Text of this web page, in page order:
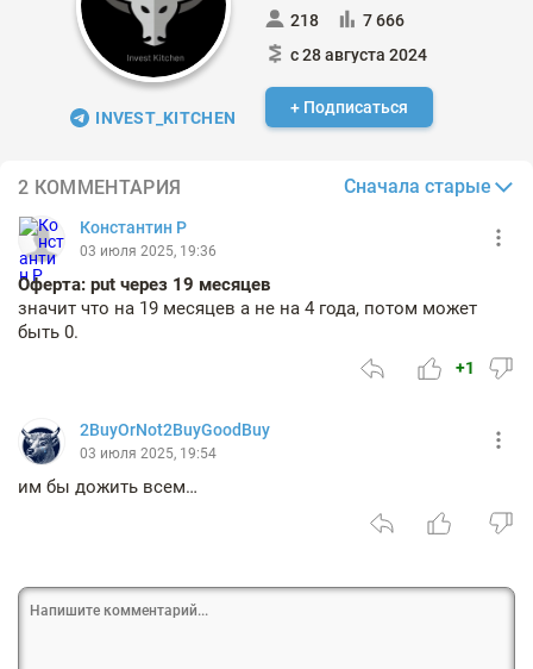
INVEST_KITCHEN
218
7 666
с 28 августа 2024
+ Подписаться
2 КОММЕНТАРИЯ Сначала старые
Константин Р
03 июля 2025, 19:36
Оферта: put через 19 месяцев
значит что на 19 месяцев а не на 4 года, потом может
быть 0.
+1
2BuyOrNot2BuyGoodBuy
03 июля 2025, 19:54
им бы дожить всем…